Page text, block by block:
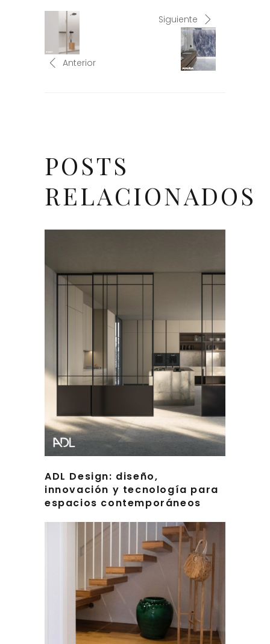
Anterior
Siguiente
POSTS
RELACIONADOS
ADL Design: diseño,
innovación y tecnología para
espacios contemporáneos